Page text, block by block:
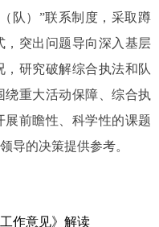
队）”联系制度，采取蹲
，突出问题导向深入基层
研究破解综合执法和队
重大活动保障、综合执
前瞻性、科学性的课题
导的决策提供参考。
作意见》解读